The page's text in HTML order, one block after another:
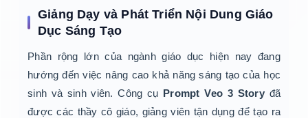
Giảng Dạy và Phát Triển Nội Dung Giáo
Dục Sáng Tạo
Phần rộng lớn của ngành giáo dục hiện nay đang
hướng đến việc nâng cao khả năng sáng tạo của học
sinh và sinh viên. Công cụ Prompt Veo 3 Storyđã
được các thầy cô giáo, giảng viên tận dụng để tạo ra